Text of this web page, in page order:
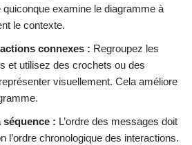
examine le diagramme à
le contexte.
connexes : Regroupez les
et utilisez des crochets ou des
visuellement. Cela améliore
séquence : L’ordre des messages doit
l’ordre chronologique des interactions.